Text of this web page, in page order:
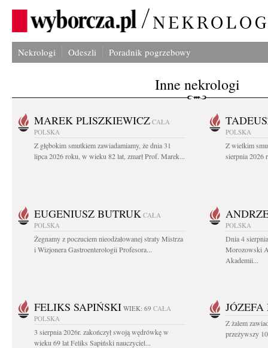
Nekrologi Odeszli Poradnik pogrzebowy
Inne nekrologi
MAREK PLISZKIEWICZ CAŁA
POLSKA
Z głębokim smutkiem zawiadamiamy, że dnia 31
lipca 2026 roku, w wieku 82 lat, zmarł Prof. Marek...
POLSKA
Z wielkim
sierpnia 2026
EUGENIUSZ BUTRUK CAŁA
POLSKA
Żegnamy z poczuciem nieodżałowanej straty Mistrza
i Wizjonera Gastroenterologii Profesora...
POLSKA
Dnia 4
Morozowski
Akademii...
FELIKS SAPIŃSKI WIEK: 69 CAŁA
POLSKA
3 sierpnia 2026r. zakończył swoją wędrówkę w
wieku 69 lat Feliks Sapiński nauczyciel...
Z żalem
przeżywszy